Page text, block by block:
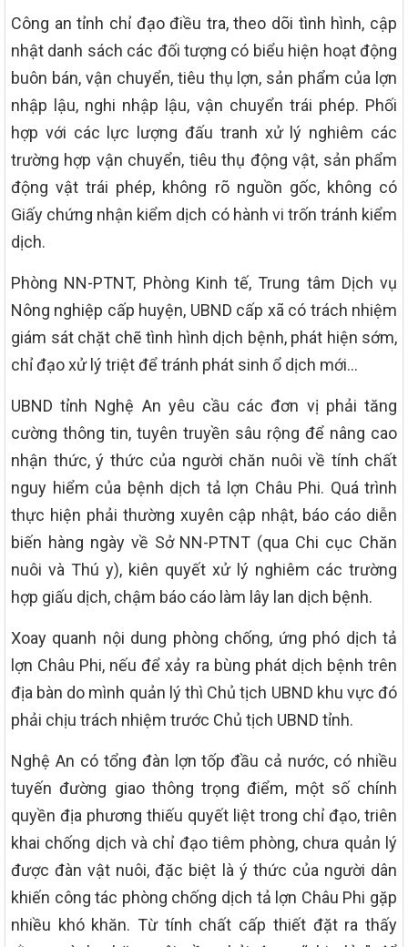
Công an tỉnh chỉ đạo điều tra, theo dõi tình hình, cập
nhật danh sách các đối tượng có biểu hiện hoạt động
buôn bán, vận chuyển, tiêu thụ lợn, sản phẩm của lợn
nhập lậu, nghi nhập lậu, vận chuyển trái phép. Phối
hợp với các lực lượng đấu tranh xử lý nghiêm các
trường hợp vận chuyển, tiêu thụ động vật, sản phẩm
động vật trái phép, không rõ nguồn gốc, không có
Giấy chứng nhận kiểm dịch có hành vi trốn tránh kiểm
dịch.
Phòng NN-PTNT, Phòng Kinh tế, Trung tâm Dịch vụ
Nông nghiệp cấp huyện, UBND cấp xã có trách nhiệm
giám sát chặt chẽ tình hình dịch bệnh, phát hiện sớm,
chỉ đạo xử lý triệt để tránh phát sinh ổ dịch mới…
UBND tỉnh Nghệ An yêu cầu các đơn vị phải tăng
cường thông tin, tuyên truyền sâu rộng để nâng cao
nhận thức, ý thức của người chăn nuôi về tính chất
nguy hiểm của bệnh dịch tả lợn Châu Phi. Quá trình
thực hiện phải thường xuyên cập nhật, báo cáo diễn
biến hàng ngày về Sở NN-PTNT (qua Chi cục Chăn
nuôi và Thú y), kiên quyết xử lý nghiêm các trường
hợp giấu dịch, chậm báo cáo làm lây lan dịch bệnh.
Xoay quanh nội dung phòng chống, ứng phó dịch tả
lợn Châu Phi, nếu để xảy ra bùng phát dịch bệnh trên
địa bàn do mình quản lý thì Chủ tịch UBND khu vực đó
phải chịu trách nhiệm trước Chủ tịch UBND tỉnh.
Nghệ An có tổng đàn lợn tốp đầu cả nước, có nhiều
tuyến đường giao thông trọng điểm, một số chính
quyền địa phương thiếu quyết liệt trong chỉ đạo, triên
khai chống dịch và chỉ đạo tiêm phòng, chưa quản lý
được đàn vật nuôi, đặc biệt là ý thức của người dân
khiến công tác phòng chống dịch tả lợn Châu Phi gặp
nhiều khó khăn. Từ tính chất cấp thiết đặt ra thấy